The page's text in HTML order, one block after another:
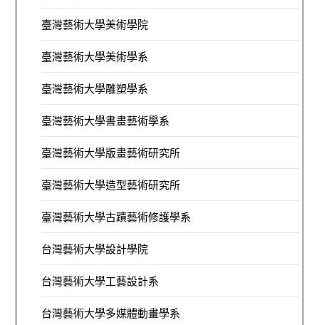
臺灣藝術大學美術學院
臺灣藝術大學美術學系
臺灣藝術大學雕塑學系
臺灣藝術大學書畫藝術學系
臺灣藝術大學版畫藝術研究所
臺灣藝術大學造型藝術研究所
臺灣藝術大學古蹟藝術修護學系
台灣藝術大學設計學院
台灣藝術大學工藝設計系
台灣藝術大學多媒體動畫學系